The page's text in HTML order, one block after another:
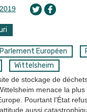
Parlement Européen
Wittelsheim
de stockage de
menace la
Pourtant l’État
aussi